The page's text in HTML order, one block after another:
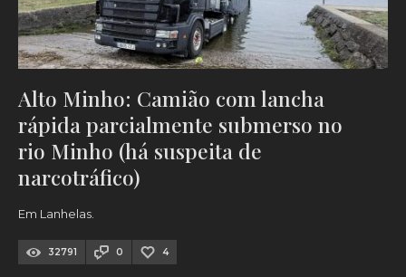
Alto Minho: Camião com lancha
rápida parcialmente submerso no
rio Minho (há suspeita de
narcotráfico)
Em Lanhelas.
32791 0 4